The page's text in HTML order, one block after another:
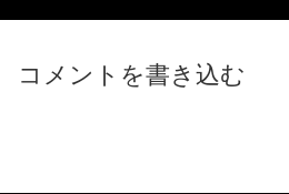
コメントを書き込む